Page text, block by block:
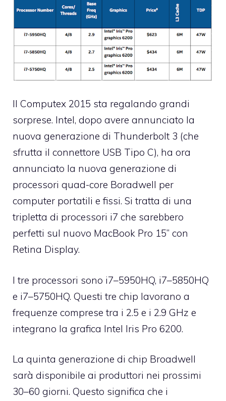
Il Computex 2015 sta regalando grandi
sorprese. Intel, dopo avere annunciato la
nuova generazione di Thunderbolt 3 (che
sfrutta il connettore USB Tipo C), ha ora
annunciato la nuova generazione di
processori quad-core Boradwell per
computer portatili e fissi. Si tratta di una
tripletta di processori i7 che sarebbero
perfetti sul nuovo MacBook Pro 15’’ con
Retina Display.
I tre processori sono i7–5950HQ, i7–5850HQ
e i7–5750HQ. Questi tre chip lavorano a
frequenze comprese tra i 2.5 e i 2.9 GHz e
integrano la grafica Intel Iris Pro 6200.
La quinta generazione di chip Broadwell
sarà disponibile ai produttori nei prossimi
30–60 giorni. Questo significa che i